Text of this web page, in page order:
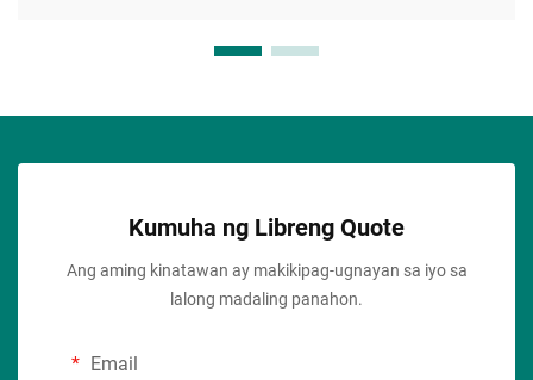
Kumuha ng Libreng Quote
Ang aming kinatawan ay makikipag-ugnayan sa iyo sa
lalong madaling panahon.
Email